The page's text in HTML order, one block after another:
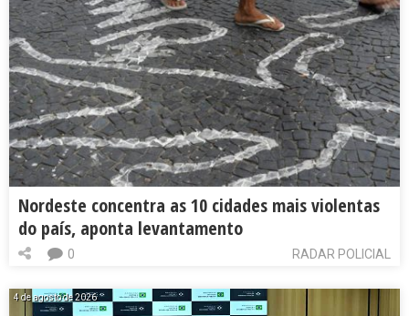
Nordeste concentra as 10 cidades mais violentas
do país, aponta levantamento
RADAR POLICIAL
0
4 de agosto de 2026